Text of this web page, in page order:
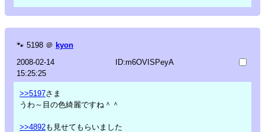
🐾 5198 ＠ kyon
2008-02-14
15:25:25
ID:m6OVISPeyA
>>5197さま
うわ～目の色綺麗ですね＾＾
>>4892も見せてもらいました